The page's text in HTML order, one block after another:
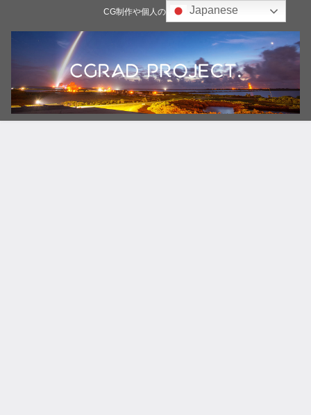
CG制作や個人の雑記ブログJapanese